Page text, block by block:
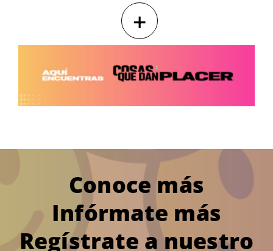
+
Conoce más
Infórmate más
Regístrate a nuestro